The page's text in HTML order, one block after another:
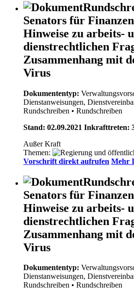
Senators für
Hinweise zu arbeits-
dienstrechtlichen
Zusammenhang mit
Virus
Dokumententyp:
Dienstanweisungen,
Rundschreiben • Rundschreiben
Stand: 02.09.2021 Inkrafttreten:
Außer Kraft
Themen:
Vorschrift direkt aufrufen Mehr
Senators für
Hinweise zu arbeits-
dienstrechtlichen
Zusammenhang mit
Virus
Dokumententyp:
Dienstanweisungen,
Rundschreiben • Rundschreiben